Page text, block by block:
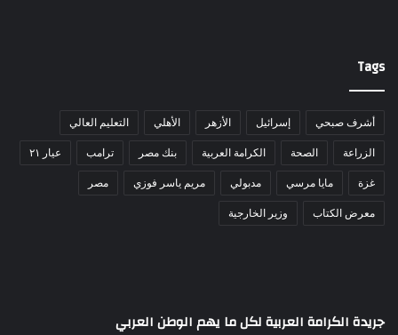
Tags
أشرف صبحي إسرائيل الأزهر الأهلي التعليم العالي
الزراعة الصحة الكرامة العربية بنك مصر ترامب عيار ٢١
غزة مايا مرسي مدبولي مريم ياسر فوزي مصر
معرض الكتاب وزير الخارجية
جريدة الكرامة العربية لكل ما يهم الوطن العربي